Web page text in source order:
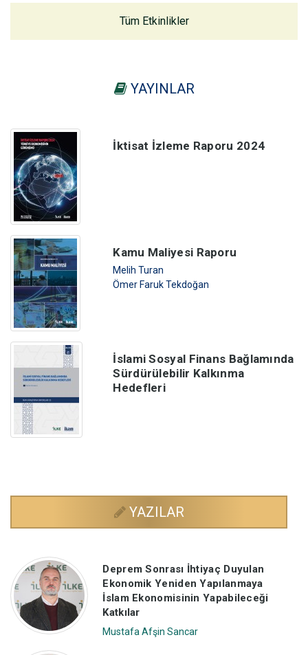
Tüm Etkinlikler
YAYINLAR
İktisat İzleme Raporu 2024
Kamu Maliyesi Raporu
Melih Turan
Ömer Faruk Tekdoğan
İslami Sosyal Finans Bağlamında
Sürdürülebilir Kalkınma
Hedefleri
YAZILAR
Deprem Sonrası İhtiyaç Duyulan
Ekonomik Yeniden Yapılanmaya
İslam Ekonomisinin Yapabileceği
Katkılar
Mustafa Afşin Sancar